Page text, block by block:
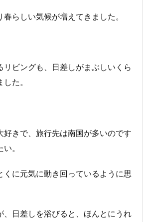
らしい気候が増えてきました。
リビングも、日差しがまぶしいくら
た。
好きで、旅行先は南国が多いのです
。
くに元気に動き回っているように思
、日差しを浴びると、ほんとにうれ